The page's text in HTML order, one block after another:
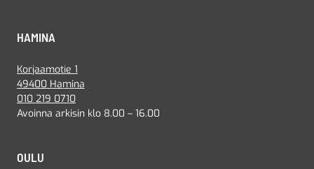
HAMINA
Korjaamotie 1
49400 Hamina
010 219 0710
Avoinna arkisin klo 8.00 – 16.00
OULU